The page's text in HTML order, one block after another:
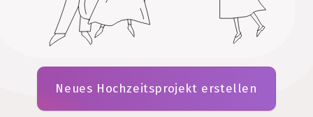
Neues Hochzeitsprojekt erstellen